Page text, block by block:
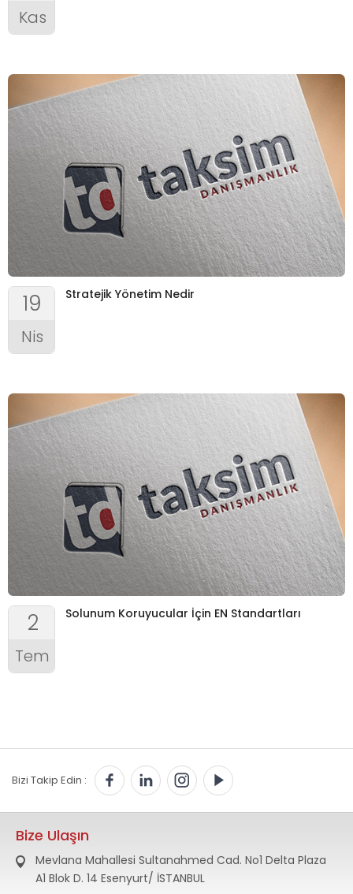
Kas
19
Nis
Stratejik Yönetim Nedir
2
Tem
Solunum Koruyucular İçin EN Standartları
Bizi Takip Edin :
Bize Ulaşın
Mevlana Mahallesi Sultanahmed Cad. No1 Delta Plaza
A1 Blok D. 14 Esenyurt/ İSTANBUL